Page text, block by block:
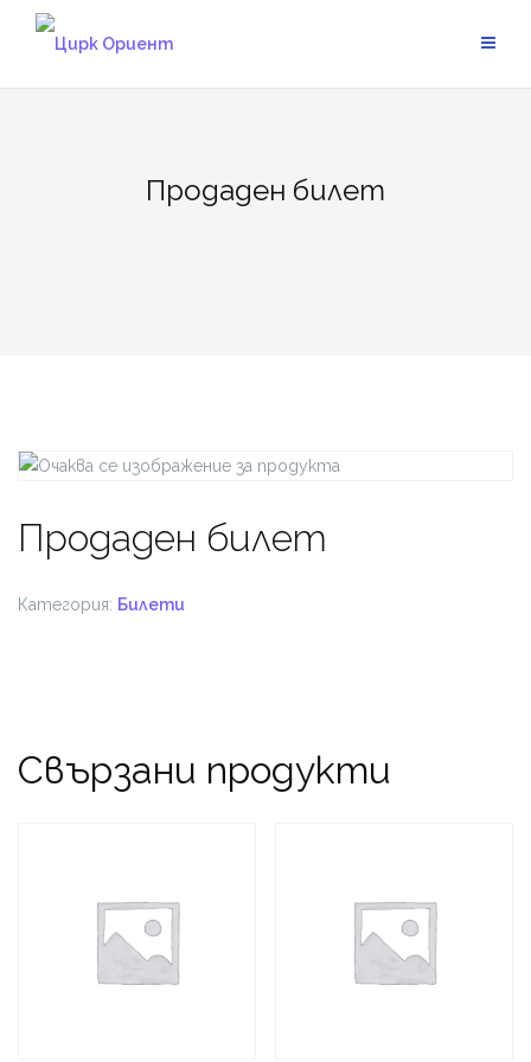
Продаден билет
Продаден билет
Категория: Билети
Свързани продукти